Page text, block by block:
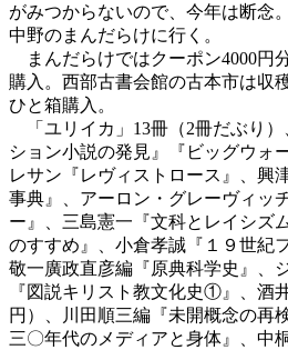
がみつからないので、今年は断念
中野のまんだらけに行く。
まんだらけではクーポン4000円
購入。西部古書会館の古本市は収
ひと箱購入。
「ユリイカ」13冊（2冊だぶり
ション小説の発見』『ビッグウ
レサン『レヴィストロース』、興
事典』、アーロン・グレーヴィッ
ー』、三島憲一『文科とレイシズ
のすすめ』、小倉孝誠『１９世紀
敬一廣政直彦編『原典科学史』、
『図説キリスト教文化史①』、酒
円）、川田順三編『未開概念の再
三〇年代のメディアと身体』、中